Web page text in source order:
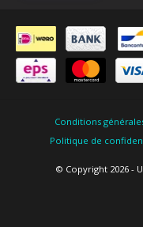
Conditions
Politique de
© Copyright 2026 -